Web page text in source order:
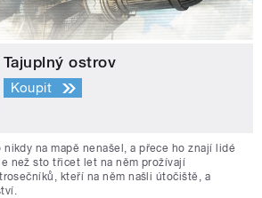
Tajuplný ostrov
Koupit
na mapě nenašel, a přece ho znají lidé
než sto třicet let na něm prožívají
kteří na něm našli útočiště, a